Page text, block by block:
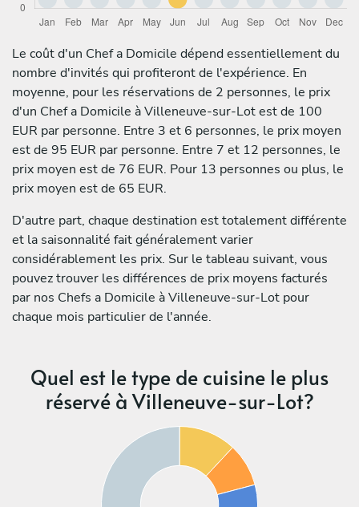
Le coût d'un Chef a Domicile dépend essentiellement du
nombre d'invités qui profiteront de l'expérience. En
moyenne, pour les réservations de 2 personnes, le prix
d'un Chef a Domicile à Villeneuve-sur-Lot est de 100
EUR par personne. Entre 3 et 6 personnes, le prix moyen
est de 95 EUR par personne. Entre 7 et 12 personnes, le
prix moyen est de 76 EUR. Pour 13 personnes ou plus, le
prix moyen est de 65 EUR.
D'autre part, chaque destination est totalement différente
et la saisonnalité fait généralement varier
considérablement les prix. Sur le tableau suivant, vous
pouvez trouver les différences de prix moyens facturés
par nos Chefs a Domicile à Villeneuve-sur-Lot pour
chaque mois particulier de l'année.
Quel est le type de cuisine le plus
réservé à Villeneuve-sur-Lot?